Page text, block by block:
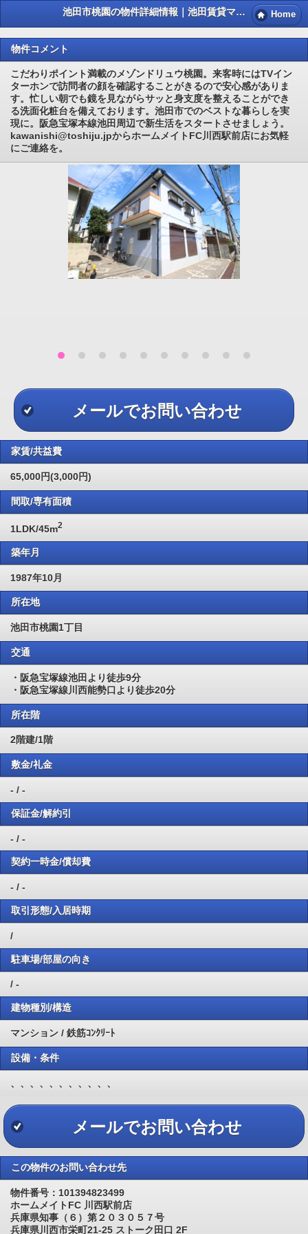
池田市桃園の物件詳細情報｜池田賃貸マンション情報NET Home
物件コメント
こだわりポイント満載のメゾンドリュウ桃園。来客時にはTVイン
ターホンで訪問者の顔を確認することがきるので安心感がありま
す。忙しい朝でも鏡を見ながらサッと身支度を整えることができ
る洗面化粧台を備えております。池田市でのベストな暮らしを実
現に。阪急宝塚本線池田周辺で新生活をスタートさせましょう。
kawanishi@toshiju.jpからホームメイトFC川西駅前店にお気軽
にご連絡を。
メールでお問い合わせ
家賃/共益費
65,000円(3,000円)
間取/専有面積
1LDK/45m2
築年月
1987年10月
所在地
池田市桃園1丁目
交通
・阪急宝塚線池田より徒歩9分
・阪急宝塚線川西能勢口より徒歩20分
所在階
2階建/1階
敷金/礼金
- / -
保証金/解約引
- / -
契約一時金/償却費
- / -
取引形態/入居時期
/
駐車場/部屋の向き
/ -
建物種別/構造
マンション / 鉄筋ｺﾝｸﾘｰﾄ
設備・条件
、、、、、、、、、、、
メールでお問い合わせ
この物件のお問い合わせ先
物件番号：101394823499
ホームメイトFC 川西駅前店
兵庫県知事（６）第２０３０５７号
兵庫県川西市栄町21-25 ストーク田口 2F